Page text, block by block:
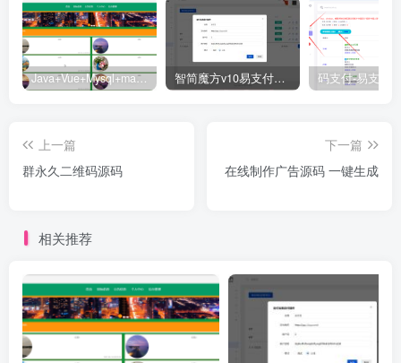
Java+Vue+Mysql+maven在线招投标系统源码-高校招标系统源码 智简魔方v10易支付对接插件
上一篇
群永久二维码源码
下一篇
在线制作广告源码 一键生成
相关推荐